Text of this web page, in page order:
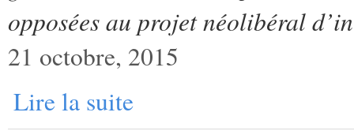
opposées au projet néolibéral
21 octobre, 2015
Lire la suite